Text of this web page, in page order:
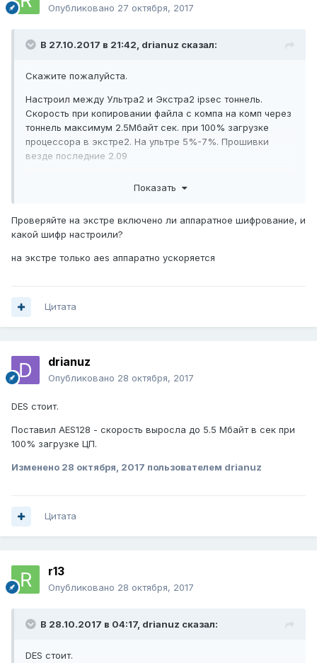
Опубликовано 27 октября, 2017
В 27.10.2017 в 21:42, drianuz сказал:
Скажите пожалуйста.
Настроил между Ультра2 и Экстра2 ipsec тоннель.
Скорость при копировании файла с компа на комп через
тоннель максимум 2.5Мбайт сек. при 100% загрузке
процессора в экстре2. На ультре 5%-7%. Прошивки
везде последние 2.09
железо? Что можно сделать?
Показать
Проверяйте на экстре включено ли аппаратное шифрование, и
какой шифр настроили?
на экстре только aes аппаратно ускоряется
Цитата
drianuz
Опубликовано 28 октября, 2017
DES стоит.
Поставил AES128 - скорость выросла до 5.5 Мбайт в сек при
100% загрузке ЦП.
Изменено 28 октября, 2017 пользователем drianuz
Цитата
r13
Опубликовано 28 октября, 2017
В 28.10.2017 в 04:17, drianuz сказал:
DES стоит.